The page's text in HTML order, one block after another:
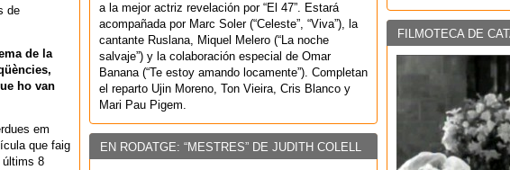
de
de la
ho van
em
que faig
últims 8
FILMOTECA DE
a la mejor actriz revelación por “El 47”. Estará
acompañada por Marc Soler (“Celeste”, “Viva”), la
cantante Ruslana, Miquel Melero (“La noche
salvaje”) y la colaboración especial de Omar
Banana (“Te estoy amando locamente”). Completan
el reparto Ujin Moreno, Ton Vieira, Cris Blanco y
Mari Pau Pigem.
EN RODATGE: “MESTRES” DE JUDITH COLELL